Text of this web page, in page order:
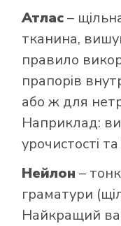
Атлас–
тканина,
правило
прапорів
або ж для
Наприклад:
урочистості та
Нейлон –
граматури
Найкращий